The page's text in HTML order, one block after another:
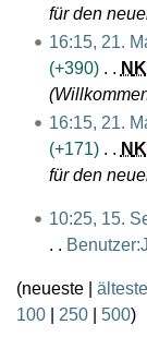
s
s
u
n
g
m
e
n
f
a
s
s
n
g
u
s
a
m
m
e
n
a
s
n
u
n
g
s
z
u
s
m
m
f
b
e
i
g
z
a
m
a
r
b
e
i
t
u
g
u
s
B
e
a
r
b
e
i
u
n
s
z
für den
16:15, 21.
+390
N K
16:15, 21.
+171
N K
für den
S
e
10:25, 15.
e
i
(neueste älteste
100
250 500)